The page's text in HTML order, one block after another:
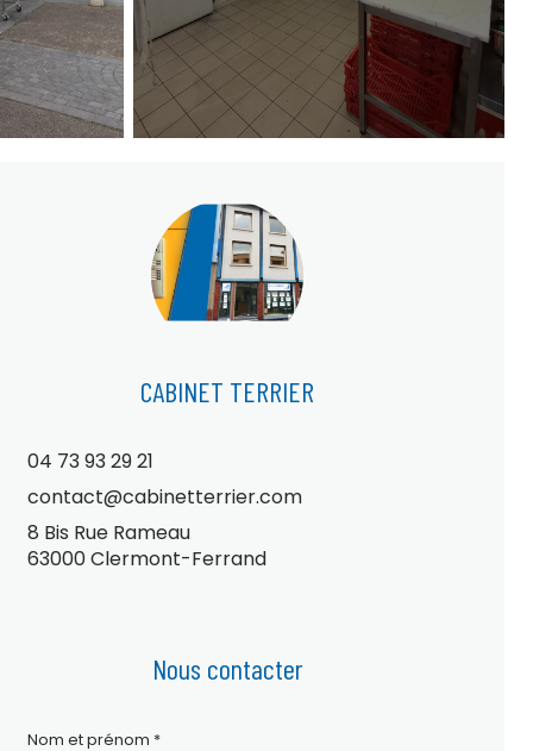
CABINET TERRIER
04 73 93 29 21
contact@cabinetterrier.com
8 Bis Rue Rameau
63000 Clermont-Ferrand
Nous contacter
Nom et prénom *